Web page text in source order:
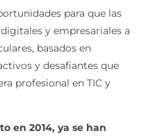
para que las
y empresariales a
basados en
y desafiantes que
profesional en TIC y
en 2014, ya se han